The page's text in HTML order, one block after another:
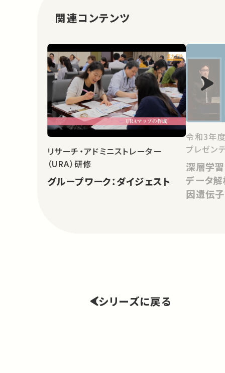
関連コンテンツ
リサーチ・アドミニストレーター
（URA）研修
グループワーク：ダイジェスト
令和3年
プレゼン
深層学
データ
因遺伝
シリーズに戻る